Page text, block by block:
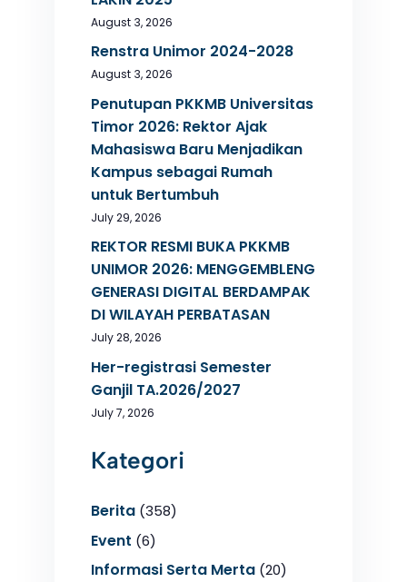
August 3, 2026
Renstra Unimor 2024-2028
August 3, 2026
Penutupan PKKMB Universitas
Timor 2026: Rektor Ajak
Mahasiswa Baru Menjadikan
Kampus sebagai Rumah
untuk Bertumbuh
July 29, 2026
REKTOR RESMI BUKA PKKMB
UNIMOR 2026: MENGGEMBLENG
GENERASI DIGITAL BERDAMPAK
DI WILAYAH PERBATASAN
July 28, 2026
Her-registrasi Semester
Ganjil TA.2026/2027
July 7, 2026
Kategori
Berita(358)
Event (6)
Informasi Serta Merta(20)